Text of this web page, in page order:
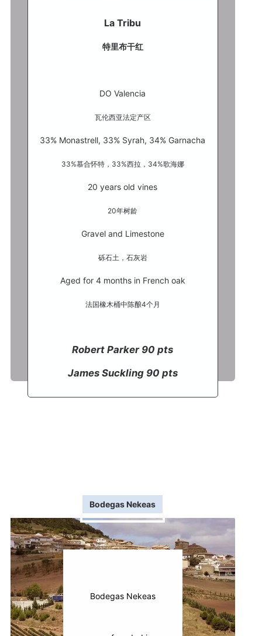
La Tribu
特里布干红
DO Valencia
瓦伦西亚法定产区
33% Monastrell, 33% Syrah, 34% Garnacha
33%慕合怀特，33%西拉，34%歌海娜
20 years old vines
20年树龄
Gravel and Limestone
砾石土，石灰岩
Aged for 4 months in French oak
法国橡木桶中陈酿4个月
Robert Parker 90 pts
James Suckling 90 pts
Bodegas Nekeas
Bodegas Nekeas